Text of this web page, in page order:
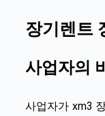
장기렌트
사업자의
사업자가 xm3